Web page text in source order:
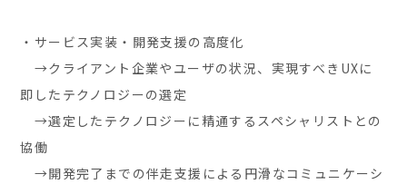
・サービス実装・開発支援の高度化
→クライアント企業やユーザの状況、実現すべきUXに
即したテクノロジーの選定
→選定したテクノロジーに精通するスペシャリストとの
協働
→開発完了までの伴走支援による円滑なコミュニケーシ